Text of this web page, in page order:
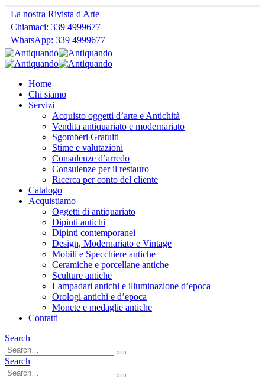
La nostra Rivista d'Arte
Chiamaci: 339 4999677
WhatsApp: 339 4999677
Home
Chi siamo
Servizi
Acquisto oggetti d’arte e Antichità
Vendita antiquariato e modernariato
Sgomberi Gratuiti
Stime e valutazioni
Consulenze d’arredo
Consulenze per il restauro
Ricerca per conto del cliente
Catalogo
Acquistiamo
Oggetti di antiquariato
Dipinti antichi
Dipinti contemporanei
Design, Modernariato e Vintage
Mobili e Specchiere antiche
Ceramiche e porcellane antiche
Sculture antiche
Lampadari antichi e illuminazione d’epoca
Orologi antichi e d’epoca
Monete e medaglie antiche
Contatti
Search
Search